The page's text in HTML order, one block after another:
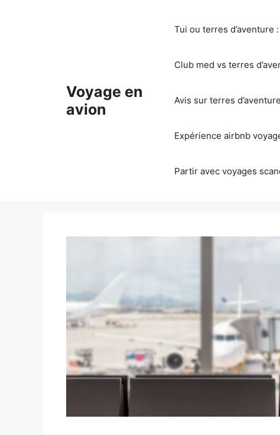
Voyage en
avion
Tui ou terres
Club med vs terres
Avis sur terres
Expérience airbnb
Partir avec voyages